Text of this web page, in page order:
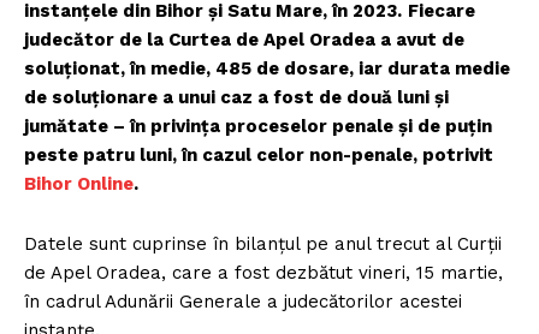
instanțele din Bihor și Satu Mare, în 2023. Fiecare
judecător de la Curtea de Apel Oradea a avut de
soluționat, în medie, 485 de dosare, iar durata medie
de soluționare a unui caz a fost de două luni și
jumătate – în privința proceselor penale și de puțin
peste patru luni, în cazul celor non-penale, potrivit
Bihor Online.
Datele sunt cuprinse în bilanțul pe anul trecut al Curții
de Apel Oradea, care a fost dezbătut vineri, 15 martie,
în cadrul Adunării Generale a judecătorilor acestei